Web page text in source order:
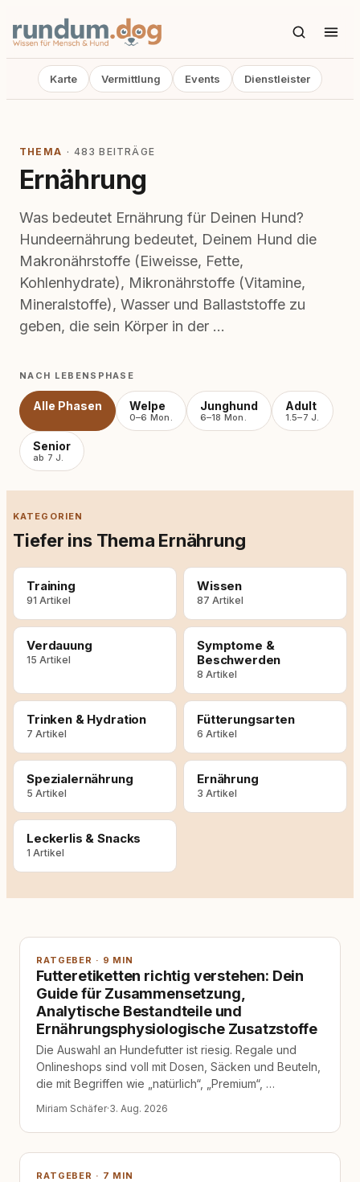
Karte Vermittlung Events Dienstleister
THEMA · 483 BEITRÄGE
Ernährung
Was bedeutet Ernährung für Deinen Hund?
Hundeernährung bedeutet, Deinem Hund die
Makronährstoffe (Eiweisse, Fette,
Kohlenhydrate), Mikronährstoffe (Vitamine,
Mineralstoffe), Wasser und Ballaststoffe zu
geben, die sein Körper in der …
NACH LEBENSPHASE
Alle Phasen Welpe
0–6 Mon.
Junghund
6–18 Mon.
Adult
1.5–7 J.
Senior
ab 7 J.
KATEGORIEN
Tiefer ins Thema Ernährung
Training
91 Artikel
Wissen
87 Artikel
Verdauung
15 Artikel
Symptome &
Beschwerden
8 Artikel
Trinken & Hydration
7 Artikel
Fütterungsarten
6 Artikel
Spezialernährung
5 Artikel
Ernährung
3 Artikel
Leckerlis & Snacks
1 Artikel
RATGEBER · 9 MIN
Futteretiketten richtig verstehen: Dein
Guide für Zusammensetzung,
Analytische Bestandteile und
Ernährungsphysiologische Zusatzstoffe
Die Auswahl an Hundefutter ist riesig. Regale und
Onlineshops sind voll mit Dosen, Säcken und Beuteln,
die mit Begriffen wie „natürlich“, „Premium“, …
Miriam Schäfer·3. Aug. 2026
RATGEBER · 7 MIN